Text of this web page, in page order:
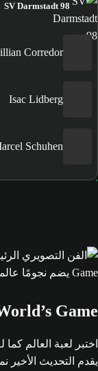
SV Darmstadt 98
Corredor
Isac Lidberg
Schuhen
Game